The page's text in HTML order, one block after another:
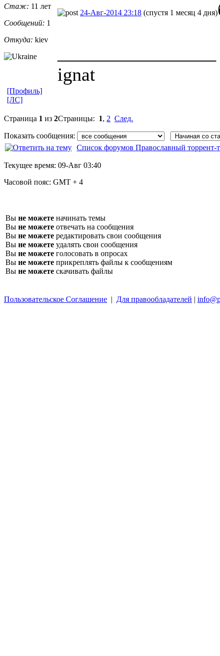
Стаж: 11 лет
Сообщений: 1
Откуда: kiev
24-Авг-2014 23:18 (спустя 1 месяц 4 дня)
ignat
[Профиль]
[ЛС]
Страница 1 из 2Страницы: 1, 2 След.
Показать сообщения:
Список форумов Православный торрент-
Текущее время: 09-Авг 03:40
Часовой пояс: GMT + 4
Вы не можете начинать темы
Вы не можете отвечать на сообщения
Вы не можете редактировать свои сообщения
Вы не можете удалять свои сообщения
Вы не можете голосовать в опросах
Вы не можете прикреплять файлы к сообщениям
Вы не можете скачивать файлы
Пользовательское Соглашение | Для правообладателей |